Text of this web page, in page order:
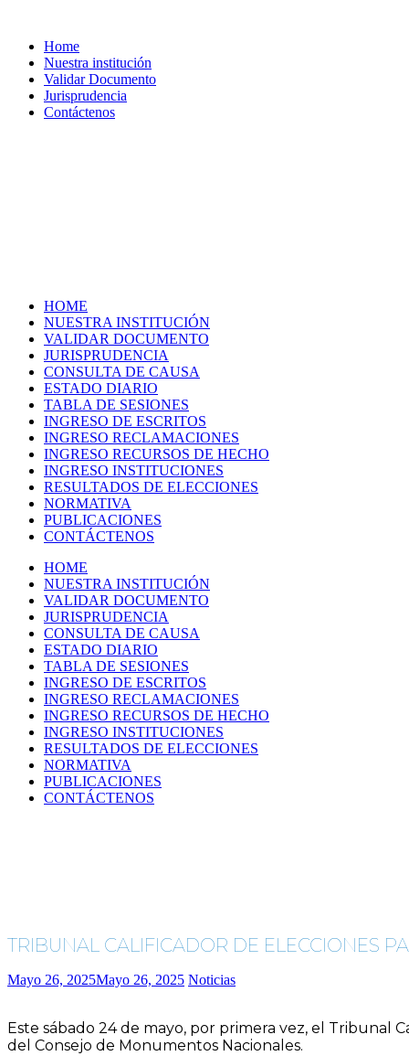
Home
Nuestra institución
Validar Documento
Jurisprudencia
Contáctenos
HOME
NUESTRA INSTITUCIÓN
VALIDAR DOCUMENTO
JURISPRUDENCIA
CONSULTA DE CAUSA
ESTADO DIARIO
TABLA DE SESIONES
INGRESO DE ESCRITOS
INGRESO RECLAMACIONES
INGRESO RECURSOS DE HECHO
INGRESO INSTITUCIONES
RESULTADOS DE ELECCIONES
NORMATIVA
PUBLICACIONES
CONTÁCTENOS
HOME
NUESTRA INSTITUCIÓN
VALIDAR DOCUMENTO
JURISPRUDENCIA
CONSULTA DE CAUSA
ESTADO DIARIO
TABLA DE SESIONES
INGRESO DE ESCRITOS
INGRESO RECLAMACIONES
INGRESO RECURSOS DE HECHO
INGRESO INSTITUCIONES
RESULTADOS DE ELECCIONES
NORMATIVA
PUBLICACIONES
CONTÁCTENOS
TRIBUNAL CALIFICADOR DE ELECCIONES
Mayo 26, 2025Mayo 26, 2025 Noticias
Este sábado 24 de mayo, por primera vez, el Tribunal
del Consejo de Monumentos Nacionales.